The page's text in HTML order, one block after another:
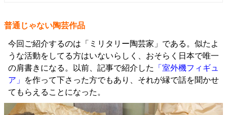
普通じゃない陶芸作品
今回ご紹介するのは「ミリタリー陶芸家」である。似たよ
うな活動をしてる方はいないらしく、おそらく日本で唯一
の肩書きになる。以前、記事で紹介した
「室外機フィギュ
ア」
を作って下さった方でもあり、それが縁で話を聞かせ
てもらえることになった。